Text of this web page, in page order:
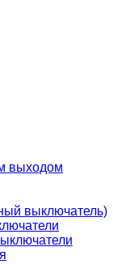
выходом
выключатель)